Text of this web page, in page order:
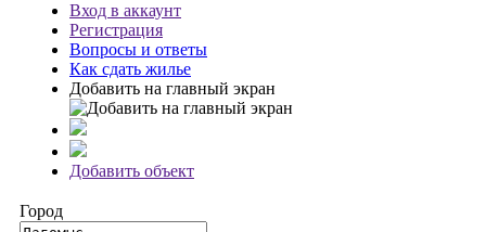
Вход в аккаунт
Регистрация
Вопросы и ответы
Как сдать жилье
Добавить на главный экран
Добавить объект
Город